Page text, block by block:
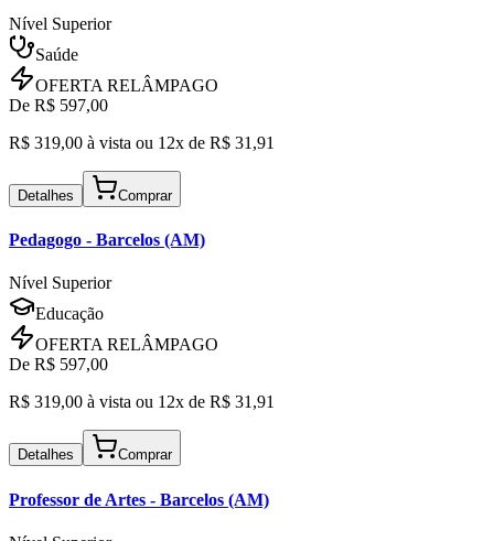
Nível Superior
Saúde
OFERTA RELÂMPAGO
De R$ 597,00
R$ 319,00 à vista ou 12x de R$ 31,91
Detalhes Comprar
Pedagogo - Barcelos (AM)
Nível Superior
Educação
OFERTA RELÂMPAGO
De R$ 597,00
R$ 319,00 à vista ou 12x de R$ 31,91
Detalhes Comprar
Professor de Artes - Barcelos (AM)